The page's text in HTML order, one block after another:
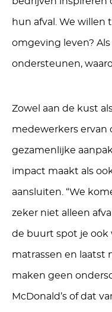
hun afval. We willen
omgeving leven?
ondersteunen,
Zowel aan de kust
medewerkers ervan
gezamenlijke
impact maakt als
aansluiten. “We
zeker niet alleen
de buurt spot je ook
matrassen en laatst
maken geen
McDonald’s of dat